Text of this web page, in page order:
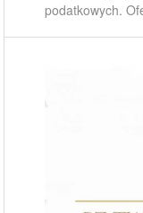
podatkowych.